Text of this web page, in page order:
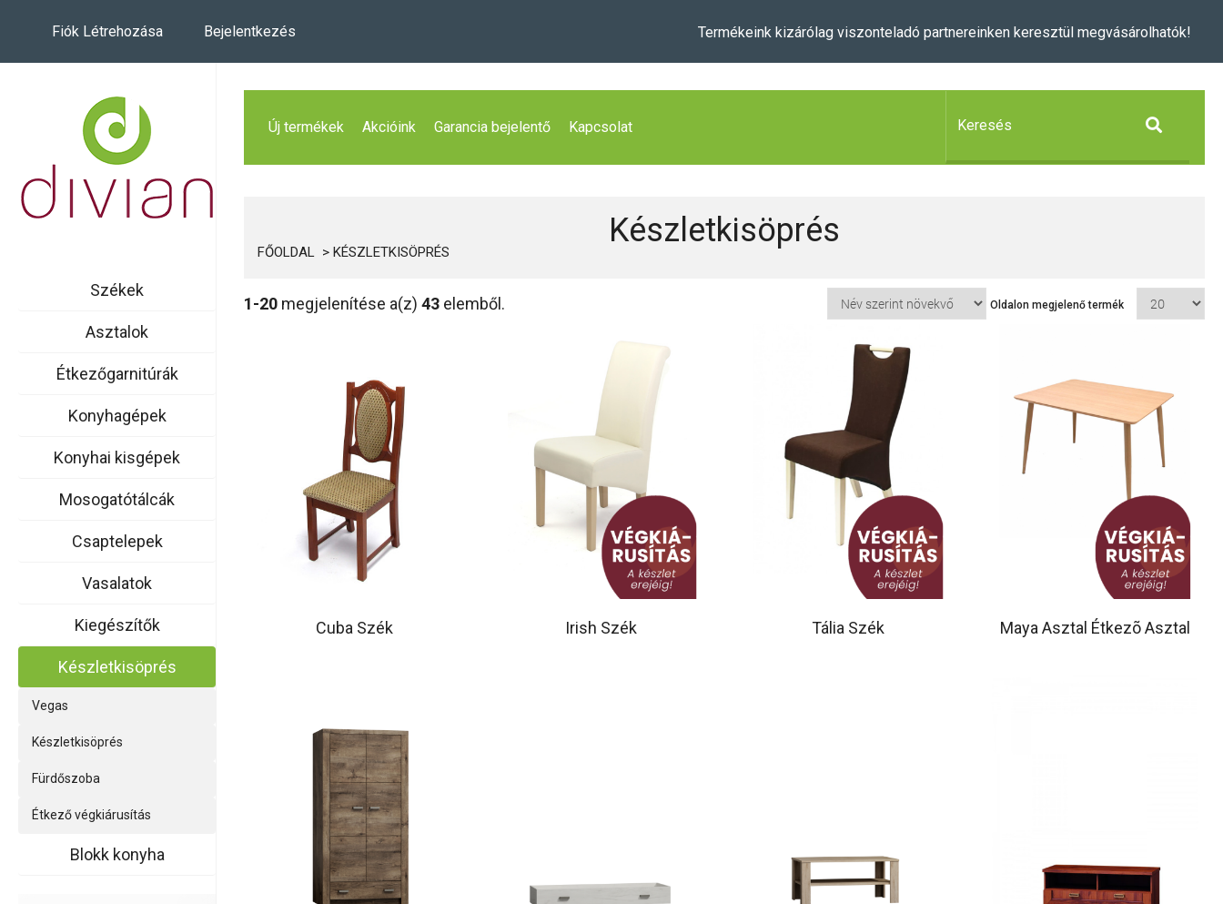
Fiók Létrehozása Bejelentkezés Termékeink kizárólag viszonteladó partnereinken keresztül megvásárolhatók!
Székek
Asztalok
Étkezőgarnitúrák
Konyhagépek
Konyhai kisgépek
Mosogatótálcák
Csaptelepek
Vasalatok
Kiegészítők
Készletkisöprés
Vegas
Készletkisöprés
Fürdőszoba
Étkező végkiárusítás
Blokk konyha
Új termékek Akcióink Garancia bejelentő Kapcsolat
Készletkisöprés
FŐOLDAL KÉSZLETKISÖPRÉS
1-20 megjelenítése a(z)43 elemből. Oldalon megjelenő termék
Cuba Szék Irish Szék Tália Szék Maya Asztal Étkezõ Asztal